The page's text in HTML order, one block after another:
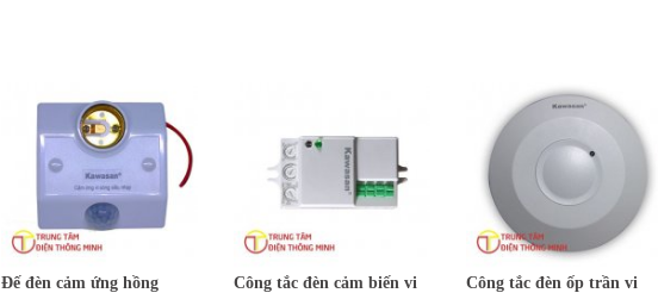
Đế đèn cảm ứng hồng
Công tắc đèn cảm biến vi
Công tắc đèn ốp trần vi